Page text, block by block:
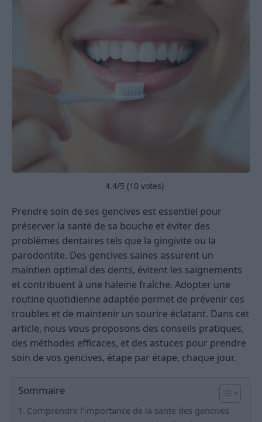
4.4/5 (10 votes)
Prendre soin de ses gencives est essentiel pour
préserver la santé de sa bouche et éviter des
problèmes dentaires tels que la gingivite ou la
parodontite. Des gencives saines assurent un
maintien optimal des dents, évitent les saignements
et contribuent à une haleine fraîche. Adopter une
routine quotidienne adaptée permet de prévenir ces
troubles et de maintenir un sourire éclatant. Dans cet
article, nous vous proposons des conseils pratiques,
des méthodes efficaces, et des astuces pour prendre
soin de vos gencives, étape par étape, chaque jour.
Sommaire
Comprendre l’importance de la santé des gencives